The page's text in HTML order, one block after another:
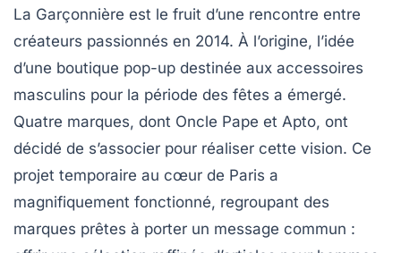
La Garçonnière est le fruit d’une rencontre entre
créateurs passionnés en 2014. À l’origine, l’idée
d’une boutique pop-up destinée aux accessoires
masculins pour la période des fêtes a émergé.
Quatre marques, dont Oncle Pape et Apto, ont
décidé de s’associer pour réaliser cette vision. Ce
projet temporaire au cœur de Paris a
magnifiquement fonctionné, regroupant des
marques prêtes à porter un message commun :